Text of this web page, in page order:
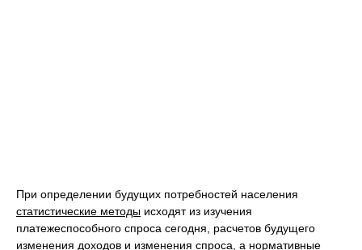
При определении будущих потребностей населения
статистические методы исходят из изучения
платежеспособного спроса сегодня, расчетов будущего
изменения доходов и изменения спроса, а нормативные